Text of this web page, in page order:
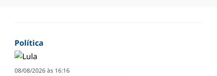
Política
08/08/2026 às 16:16